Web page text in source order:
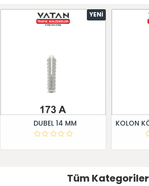
YENI
DUBEL 14 MM
Tüm Kategoriler